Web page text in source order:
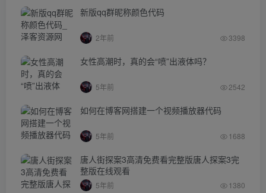
新版qq群昵称颜色代码
2年前 3398
女性高潮时，真的会“喷”出液体吗？
5年前 2542
如何在博客网搭建一个视频播放器代码
5年前 1688
唐人街探案3高清免费看完整版唐人探案3完
整版在线观看
5年前 1380